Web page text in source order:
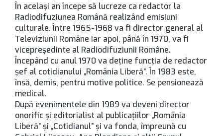
În acelaşi an începe să lucreze ca redactor la
Radiodifuziunea Română realizând emisiuni
culturale. Între 1965-1968 va fi director general al
Televiziunii Române iar apoi, până în 1970, va fi
vicepreşedinte al Radiodifuziunii Române.
Începând cu anul 1970 va deţine funcţia de redactor
şef al cotidianului „România Liberă”. În 1983 este,
însă, demis, pentru motive politice. Se pensionează
medical.
După evenimentele din 1989 va deveni director
onorific şi editorialist al publicaţiilor „România
Liberă” şi „Cotidianul” şi va fonda, împreună cu